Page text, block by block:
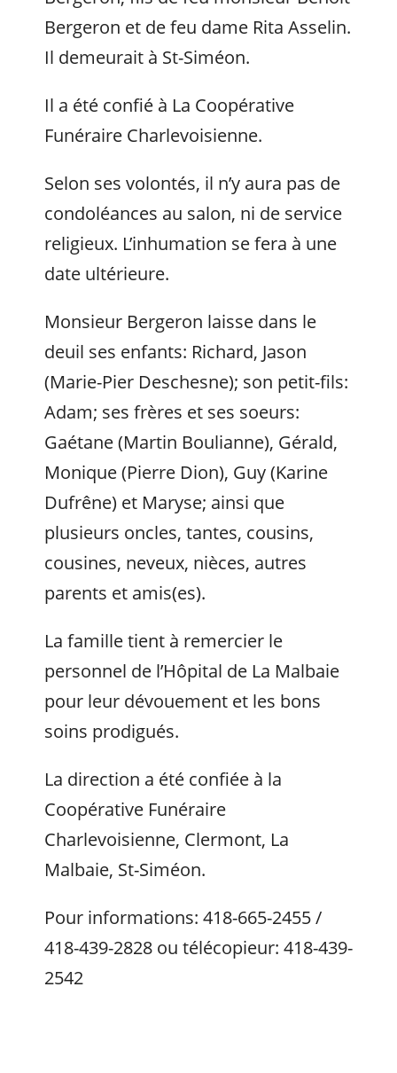
Bergeron et de feu dame Rita Asselin.
Il demeurait à St-Siméon.
Il a été confié à La Coopérative
Funéraire Charlevoisienne.
Selon ses volontés, il n’y aura pas de
condoléances au salon, ni de service
religieux. L’inhumation se fera à une
date ultérieure.
Monsieur Bergeron laisse dans le
deuil ses enfants: Richard, Jason
(Marie-Pier Deschesne); son petit-fils:
Adam; ses frères et ses soeurs:
Gaétane (Martin Boulianne), Gérald,
Monique (Pierre Dion), Guy (Karine
Dufrêne) et Maryse; ainsi que
plusieurs oncles, tantes, cousins,
cousines, neveux, nièces, autres
parents et amis(es).
La famille tient à remercier le
personnel de l’Hôpital de La Malbaie
pour leur dévouement et les bons
soins prodigués.
La direction a été confiée à la
Coopérative Funéraire
Charlevoisienne, Clermont, La
Malbaie, St-Siméon.
Pour informations: 418-665-2455 /
418-439-2828 ou télécopieur: 418-439-
2542